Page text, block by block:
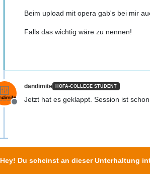
Beim upload mit opera gab's bei mir
Falls das wichtig wäre zu nennen!
Offline
dandimite HOFA-COLLEGE STUDENT
Jetzt hat es geklappt. Session ist
Hey! Du scheinst an dieser Unterhaltung